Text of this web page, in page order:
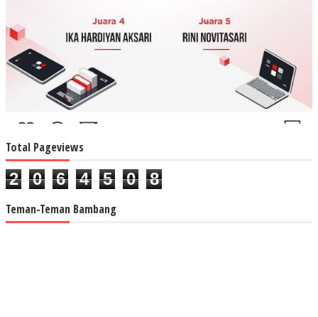
Total Pageviews
2 0 6 4 5 0 8
Teman-Teman Bambang